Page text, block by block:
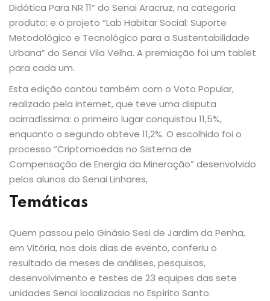
Didática Para NR 11” do Senai Aracruz, na categoria
produto; e o projeto “Lab Habitar Social: Suporte
Metodológico e Tecnológico para a Sustentabilidade
Urbana” do Senai Vila Velha. A premiação foi um tablet
para cada um.
Esta edição contou também com o Voto Popular,
realizado pela internet, que teve uma disputa
acirradíssima: o primeiro lugar conquistou 11,5%,
enquanto o segundo obteve 11,2%. O escolhido foi o
processo “Criptomoedas no Sistema de
Compensação de Energia da Mineração” desenvolvido
pelos alunos do Senai Linhares,
Temáticas
Quem passou pelo Ginásio Sesi de Jardim da Penha,
em Vitória, nos dois dias de evento, conferiu o
resultado de meses de análises, pesquisas,
desenvolvimento e testes de 23 equipes das sete
unidades Senai localizadas no Espírito Santo.